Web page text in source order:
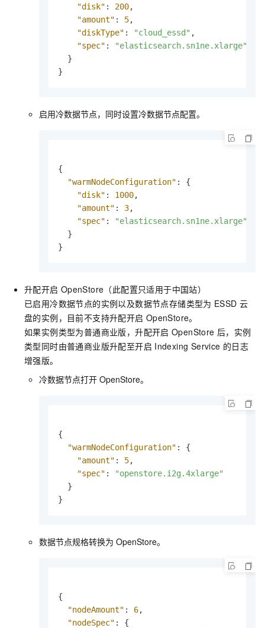
"disk" : 200,
"amount" : 5,
"diskType" : "cloud_essd" ,
"spec" :
"elasticsearch.sn1ne.xlarge"
}
}
启用冷数据节点，同时设置冷数据节点配置。
{
"warmNodeConfiguration" :
{
"disk" : 1000,
"amount" : 3,
"spec" :
"elasticsearch.sn1ne.xlarge"
}
}
升配开启 OpenStore（此配置只适用于中国站）
已启用冷数据节点的实例以及数据节点存储类型为 ESSD 云
盘的实例，目前不支持升配开启 OpenStore。
如果实例类型为普通商业版，升配开启 OpenStore 后，实例
类型同时由普通商业版升配至开启 Indexing Service 的日志
增强版。
冷数据节点打开 OpenStore。
{
"warmNodeConfiguration" :
{
"amount" : 5,
"spec" :
"openstore.i2g.4xlarge"
}
}
数据节点规格转换为 OpenStore。
{
"nodeAmount" : 6,
"nodeSpec" :
{